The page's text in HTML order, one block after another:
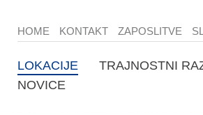
HOME KONTAKT ZAPOSLITVE
LOKACIJE TRAJNOSTNI
NOVICE